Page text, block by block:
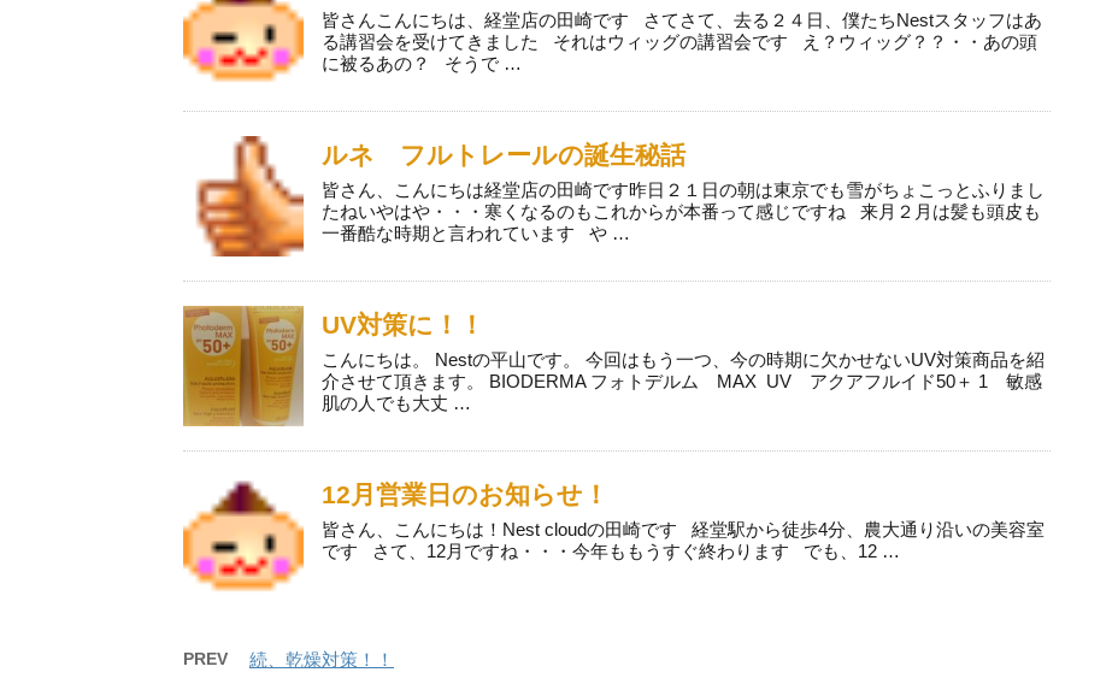
皆さんこんにちは、経堂店の田崎です さてさて、去る２４日、僕たちNestスタッフはあ
る講習会を受けてきました それはウィッグの講習会です え？ウィッグ？？・・あの頭
に被るあの？ そうで …
ルネ フルトレールの誕生秘話
皆さん、こんにちは経堂店の田崎です昨日２１日の朝は東京でも雪がちょこっとふりまし
たねいやはや・・・寒くなるのもこれからが本番って感じですね 来月２月は髪も頭皮も
一番酷な時期と言われています や …
UV対策に！！
こんにちは。 Nestの平山です。 今回はもう一つ、今の時期に欠かせないUV対策商品を紹
介させて頂きます。 BIODERMA フォトデルム MAX UV アクアフルイド50＋ 1 敏感
肌の人でも大丈 …
12月営業日のお知らせ！
皆さん、こんにちは！Nest cloudの田崎です 経堂駅から徒歩4分、農大通り沿いの美容室
です さて、12月ですね・・・今年ももうすぐ終わります でも、12 …
PREV 続、乾燥対策！！